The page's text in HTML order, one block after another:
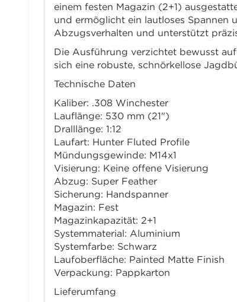
einem festen Magazin (2+1)
und ermöglicht ein lautloses Spannen
Abzugsverhalten und unterstützt
Die Ausführung verzichtet bewusst
sich eine robuste, schnörkellose
Technische Daten
Kaliber: .308 Winchester
Lauflänge: 530 mm (21")
Dralllänge: 1:12
Laufart: Hunter Fluted Profile
Mündungsgewinde: M14x1
Visierung: Keine offene Visierung
Abzug: Super Feather
Sicherung: Handspanner
Magazin: Fest
Magazinkapazität: 2+1
Systemmaterial: Aluminium
Systemfarbe: Schwarz
Laufoberfläche: Painted Matte Finish
Verpackung: Pappkarton
Lieferumfang